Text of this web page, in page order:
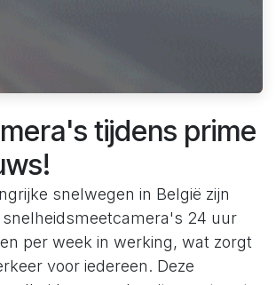
tijdens prime
snelwegen in België zijn
24 uur
per week in werking, wat zorgt
voor iedereen. Deze